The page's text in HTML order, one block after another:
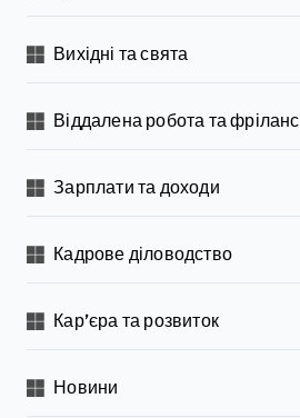
Вихідні та свята
Віддалена робота та фріланс
Зарплати та доходи
Кадрове діловодство
Кар’єра та розвиток
Новини